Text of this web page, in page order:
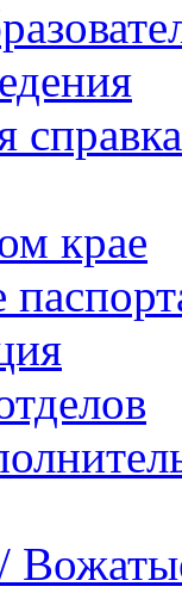
справка
крае